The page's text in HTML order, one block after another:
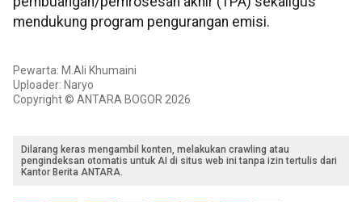
mendukung program pengurangan emisi.
Pewarta: M.Ali Khumaini
Uploader: Naryo
Copyright © ANTARA BOGOR 2026
Dilarang keras mengambil konten, melakukan crawling atau
pengindeksan otomatis untuk AI di situs web ini tanpa izin tertulis dari
Kantor Berita ANTARA.